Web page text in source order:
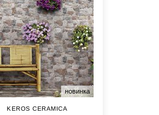
новинка
KEROS CERAMICA